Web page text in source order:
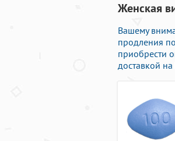
Женская
Вашему
продления
приобрести
доставкой